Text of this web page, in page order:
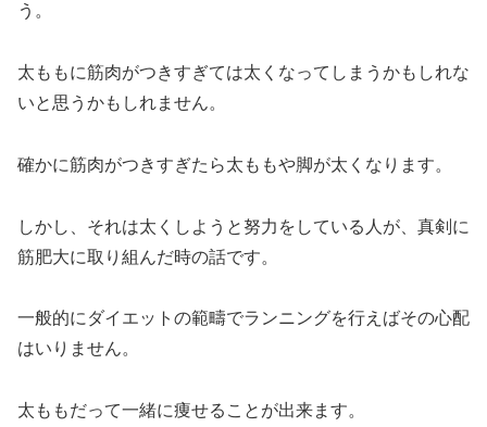
う。
太ももに筋肉がつきすぎては太くなってしまうかもしれな
いと思うかもしれません。
確かに筋肉がつきすぎたら太ももや脚が太くなります。
しかし、それは太くしようと努力をしている人が、真剣に
筋肥大に取り組んだ時の話です。
一般的にダイエットの範疇でランニングを行えばその心配
はいりません。
太ももだって一緒に痩せることが出来ます。